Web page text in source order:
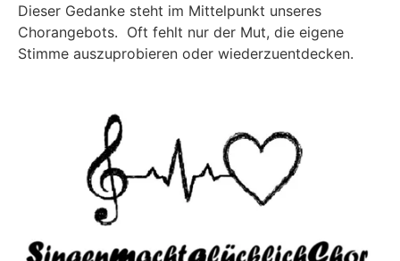
Dieser Gedanke steht im Mittelpunkt unseres
Chorangebots. Oft fehlt nur der Mut, die eigene
Stimme auszuprobieren oder wiederzuentdecken.